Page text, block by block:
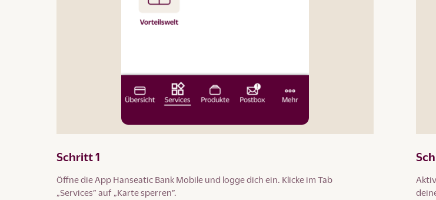
Schritt 1
Öffne die App Hanseatic Bank Mobile und logge dich ein. Klicke im Tab
„Services” auf „Karte sperren”.